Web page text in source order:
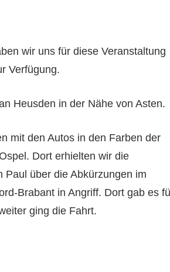
wir uns für diese Veranstaltung
Verfügung.
Heusden in der Nähe von Asten.
mit den Autos in den Farben der
Dort erhielten wir die
über die Abkürzungen im
Brabant in Angriff. Dort gab es
ging die Fahrt.